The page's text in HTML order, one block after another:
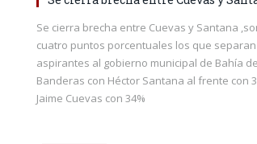
Se cierra brecha entre Cuevas y Santana
cuatro puntos porcentuales los que
aspirantes al gobierno municipal de Bahía de
Banderas con Héctor Santana al frente con
Jaime Cuevas con 34%